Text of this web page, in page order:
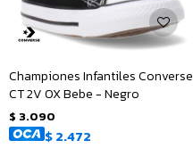
Championes Infantiles Converse
CT 2V OX Bebe - Negro
$ 3.090
$2.472